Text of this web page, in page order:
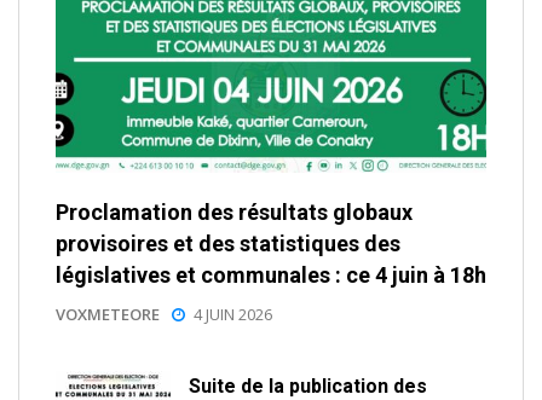
Proclamation des résultats globaux
provisoires et des statistiques des
législatives et communales : ce 4 juin à 18h
VOXMETEORE 4 JUIN 2026
Suite de la publication des